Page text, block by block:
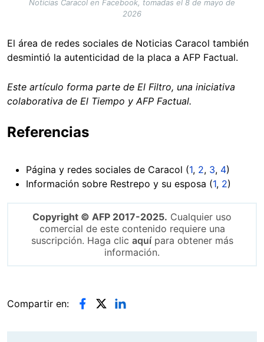
Noticias Caracol en Facebook, tomadas el 8 de mayo de
2026
El área de redes sociales de Noticias Caracol también
desmintió la autenticidad de la placa a AFP Factual.
Este artículo forma parte de El Filtro, una iniciativa
colaborativa de El Tiempo y AFP Factual.
Referencias
Página y redes sociales de Caracol (1, 2, 3, 4)
Información sobre Restrepo y su esposa (1, 2)
Copyright © AFP 2017-2025. Cualquier uso
comercial de este contenido requiere una
suscripción. Haga clic aquípara obtener más
información.
Compartir en: